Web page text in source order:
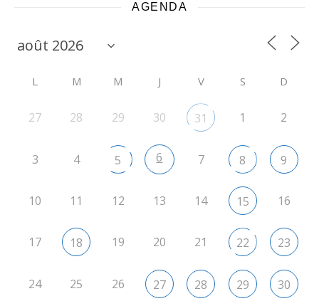
AGENDA
L M M J V S D
27 28 29 30 31 1 2
3 4 5 6 7 8 9
10 11 12 13 14 15 16
17 18 19 20 21 22 23
24 25 26 27 28 29 30